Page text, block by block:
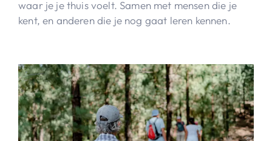
waar je je thuis voelt. Samen met mensen die je
kent, en anderen die je nog gaat leren kennen.